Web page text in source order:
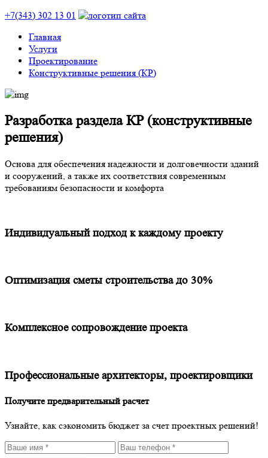
+7(343) 302 13 01
Главная
Услуги
Проектирование
Конструктивные решения (КР)
Разработка раздела КР (конструктивные
решения)
Основа для обеспечения надежности и долговечности зданий
и сооружений, а также их соответствия современным
требованиям безопасности и комфорта
Индивидуальный подход к каждому проекту
Оптимизация сметы строительства до 30%
Комплексное сопровождение проекта
Профессиональные архитекторы, проектировщики
Получите предварительный расчет
Узнайте, как сэкономить бюджет за счет проектных решений!